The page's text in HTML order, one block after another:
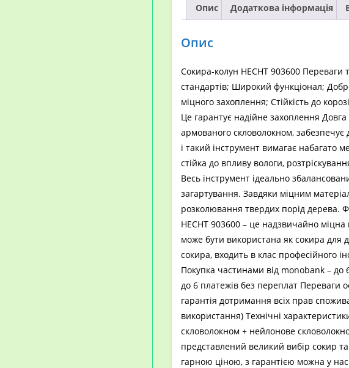
Опис Додаткова інформація
Опис
Сокира-колун HECHT 903600 Переваги
стандартів; Широкий функціонал;
міцного захоплення; Стійкість до
Це гарантує надійне захоплення
армованого скловолокном, забезпечує
і такий інструмент вимагає набагато
стійка до впливу вологи,
Весь інструмент ідеально
загартування. Завдяки міцним
розколювання твердих порід дерева.
HECHT 903600 – це надзвичайно
може бути використана як сокира для
сокира, входить в клас професійного
Покупка частинами від monobank – до
до 6 платежів без переплат Переваги
гарантія дотримання всіх прав
використання) Технічні
скловолокном + нейлонове
представлений великий вибір сокир
гарною ціною, з гарантією можна у